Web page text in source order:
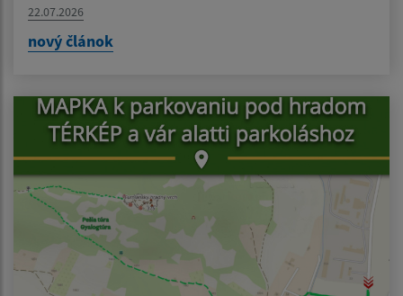
22.07.2026
nový článok